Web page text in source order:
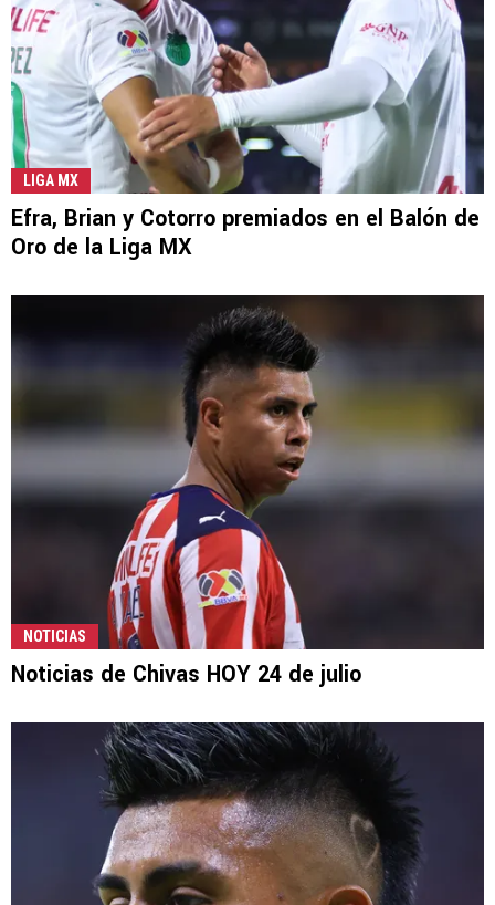
LIGA MX
Efra, Brian y Cotorro premiados en el Balón de
Oro de la Liga MX
NOTICIAS
Noticias de Chivas HOY 24 de julio